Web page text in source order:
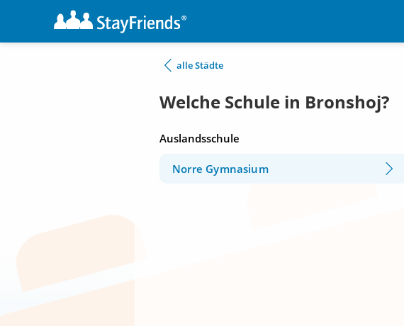
alle Städte
Welche Schule in Bronshoj?
Auslandsschule
Norre Gymnasium